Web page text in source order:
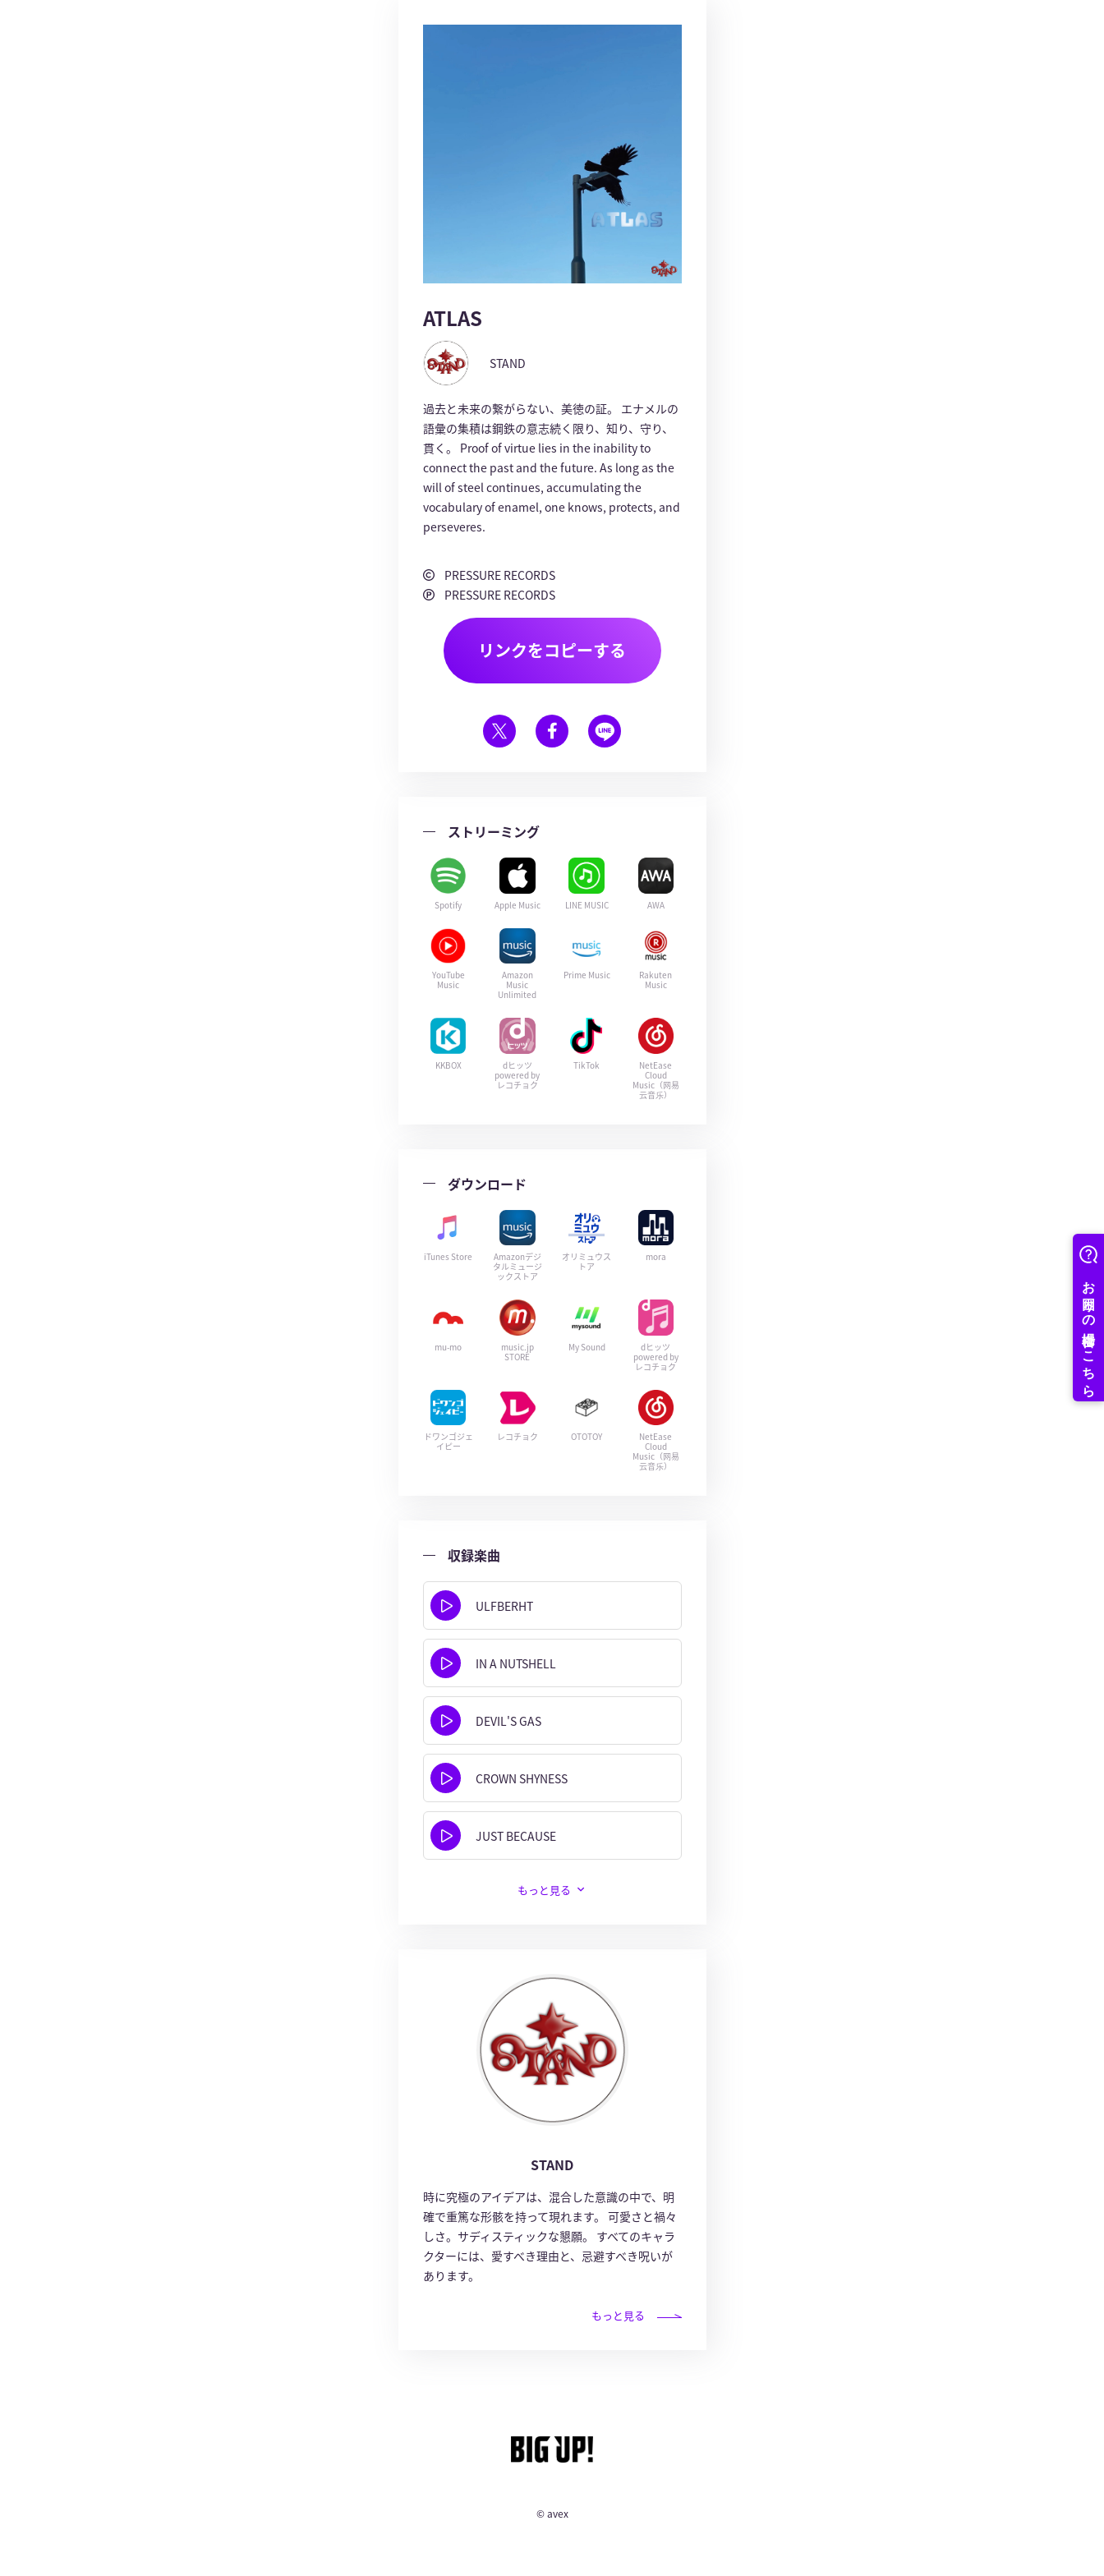
ATLAS
STAND
過去と未来の繋がらない、美徳の証。 エナメルの
語彙の集積は鋼鉄の意志続く限り、知り、守り、
貫く。 Proof of virtue lies in the inability to
connect the past and the future. As long as the
will of steel continues, accumulating the
vocabulary of enamel, one knows, protects, and
perseveres.
PRESSURE RECORDS
PRESSURE RECORDS
リンクをコピーする
ストリーミング
Spotify Apple Music LINE MUSIC AWA
YouTube
Music
Amazon
Music
Unlimited
Prime Music
Rakuten
Music
KKBOX
dヒッツ
powered by
レコチョク
TikTok
NetEase
Cloud
Music（网易
云音乐）
ダウンロード
iTunes Store
Amazonデジ
タルミュージ
ックストア
オリミュウス
トア
mora
mu-mo
music.jp
STORE
My Sound
dヒッツ
powered by
レコチョク
ドワンゴジェ
イピー
レコチョク OTOTOY
NetEase
Cloud
Music（网易
云音乐）
収録楽曲
ULFBERHT
IN A NUTSHELL
DEVIL'S GAS
CROWN SHYNESS
JUST BECAUSE
もっと見る
STAND
時に究極のアイデアは、混合した意識の中で、明
確で重篤な形骸を持って現れます。 可愛さと禍々
しさ。サディスティックな懇願。 すべてのキャラ
クターには、愛すべき理由と、忌避すべき呪いが
あります。
もっと見る
© avex